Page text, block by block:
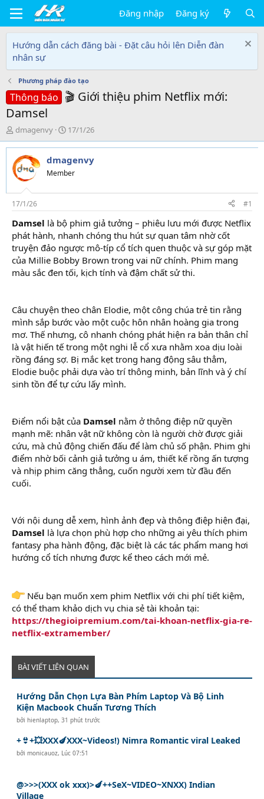
Đăng nhập Đăng ký
Hướng dẫn cách đăng bài - Đặt câu hỏi lên Diễn đàn
nhân sự
Phương pháp đào tạo
Thông báo 🎬 Giới thiệu phim Netflix mới:
Damsel
T
h
r
e
a
d
s
t
a
r
t
e
r
dmagenvy
N
g
à
y
g
i
17/1/26
dmagenvy
Member
17/1/26 #1
Damsel là bộ phim giả tưởng – phiêu lưu mới được Netflix
phát hành, nhanh chóng thu hút sự quan tâm nhờ cốt
truyện đảo ngược mô-típ cổ tích quen thuộc và sự góp mặt
của Millie Bobby Brown trong vai nữ chính. Phim mang
màu sắc đen tối, kịch tính và đậm chất sử thi.
Câu chuyện theo chân Elodie, một công chúa trẻ tin rằng
mình sắp bước vào một cuộc hôn nhân hoàng gia trong
mơ. Thế nhưng, cô nhanh chóng phát hiện ra bản thân chỉ
là vật hiến tế trong một nghi lễ cổ xưa nhằm xoa dịu loài
rồng đáng sợ. Bị mắc kẹt trong hang động sâu thẳm,
Elodie buộc phải dựa vào trí thông minh, bản lĩnh và ý chí
sinh tồn để tự cứu lấy mình.
Điểm nổi bật của Damsel nằm ở thông điệp nữ quyền
mạnh mẽ: nhân vật nữ không còn là người chờ được giải
cứu, mà chủ động chiến đấu để làm chủ số phận. Phim ghi
điểm nhờ bối cảnh giả tưởng u ám, thiết kế rồng ấn tượng
và nhịp phim căng thẳng, cuốn người xem từ đầu đến
cuối.
Với nội dung dễ xem, hình ảnh đẹp và thông điệp hiện đại,
Damsel là lựa chọn phù hợp cho những ai yêu thích phim
fantasy pha hành động, đặc biệt là các tác phẩm mang hơi
hướng cổ tích nhưng được kể theo cách mới mẻ.
Nếu bạn muốn xem phim Netflix với chi phí tiết kiệm,
có thể tham khảo dịch vụ chia sẻ tài khoản tại:
https://thegioipremium.com/tai-khoan-netflix-gia-re-
netflix-extramember/
BÀI VIẾT LIÊN QUAN
Hướng Dẫn Chọn Lựa Bàn Phím Laptop Và Bộ Linh
Kiện Macbook Chuẩn Tương Thích
bởihienlaptop,31 phút trước
+👙+💥XXX🍆XXX~Videos!) Nimra Romantic viral Leaked
bởimonicauoz, Lúc 07:51
@>>>(XXX ok xxx)>🍆++SeX~VIDEO~XNXX) Indian
Village